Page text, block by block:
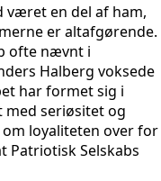
været en del af ham,
er altafgørende.
ofte nævnt i
Halberg voksede
har formet sig i
med seriøsitet og
loyaliteten over for
Patriotisk Selskabs